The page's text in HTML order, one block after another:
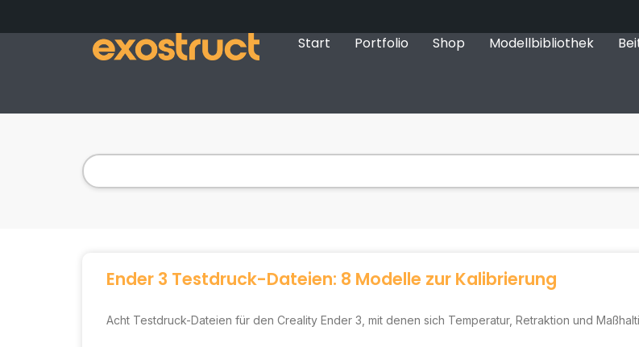
Start Portfolio Shop Modellbibliothek
Ender 3 Testdruck-Dateien: 8 Modelle zur Kalibrierung
Acht Testdruck-Dateien für den Creality Ender 3, mit denen sich Temperatur, Retraktion und